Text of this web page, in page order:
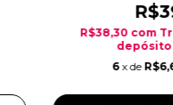
R$38,30 com
6 x de